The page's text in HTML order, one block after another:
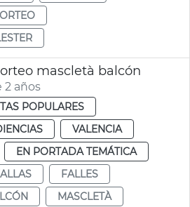
mascletà balcón
2 años
POPULARES
VALENCIA
EN PORTADA TEMÁTICA
FALLES
MASCLETÀ